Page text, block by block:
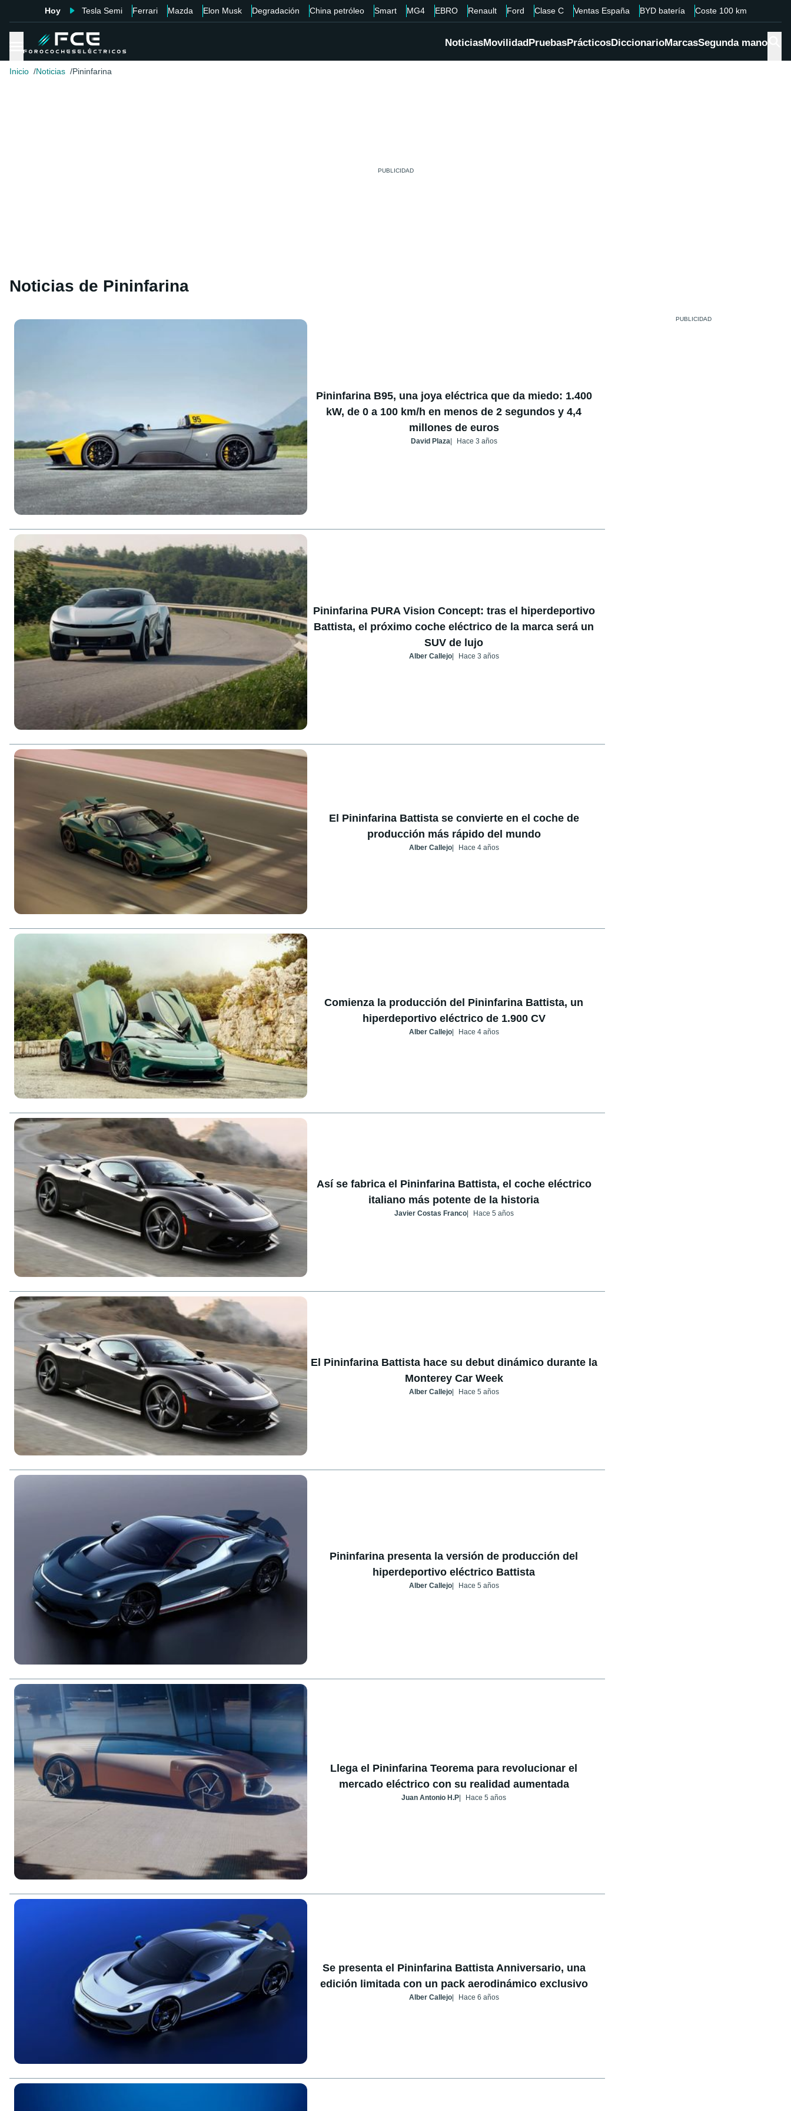
Hoy Tesla Semi Ferrari Mazda Elon Musk Degradación China petróleo Smart MG4 EBRO Renault Ford Clase C Ventas España BYD batería Coste 100 km
NoticiasMovilidadPruebasPrácticosDiccionarioMarcasSegunda mano
Inicio Noticias Pininfarina
Noticias de Pininfarina
Pininfarina B95, una joya eléctrica que da miedo: 1.400
kW, de 0 a 100 km/h en menos de 2 segundos y 4,4
millones de euros
David Plaza Hace 3 años
Pininfarina PURA Vision Concept: tras el hiperdeportivo
Battista, el próximo coche eléctrico de la marca será un
SUV de lujo
Alber Callejo Hace 3 años
El Pininfarina Battista se convierte en el coche de
producción más rápido del mundo
Alber Callejo Hace 4 años
Comienza la producción del Pininfarina Battista, un
hiperdeportivo eléctrico de 1.900 CV
Alber Callejo Hace 4 años
Así se fabrica el Pininfarina Battista, el coche eléctrico
italiano más potente de la historia
Javier Costas Franco Hace 5 años
El Pininfarina Battista hace su debut dinámico durante la
Monterey Car Week
Alber Callejo Hace 5 años
Pininfarina presenta la versión de producción del
hiperdeportivo eléctrico Battista
Alber Callejo Hace 5 años
Llega el Pininfarina Teorema para revolucionar el
mercado eléctrico con su realidad aumentada
Juan Antonio H.P Hace 5 años
Se presenta el Pininfarina Battista Anniversario, una
edición limitada con un pack aerodinámico exclusivo
Alber Callejo Hace 6 años